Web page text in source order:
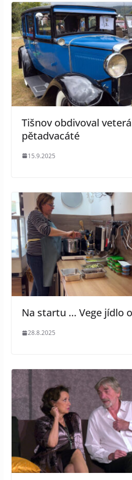
Tišnov obdivoval
pětadvacáté
15.9.2025
Na startu … Vege jídlo
28.8.2025